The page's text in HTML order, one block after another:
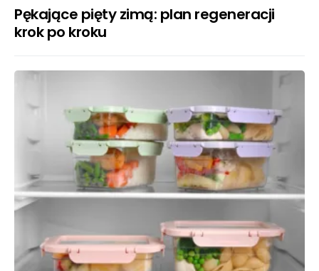
Pękające pięty zimą: plan regeneracji
krok po kroku